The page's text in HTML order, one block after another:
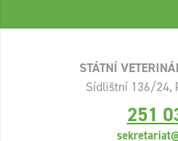
STÁTNÍ
Sídlištní 136/24,
251